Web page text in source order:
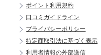
ポイント利用規約
口コミガイドライン
プライバシーポリシー
特定商取引法に基づく表示
利用者情報の外部送信